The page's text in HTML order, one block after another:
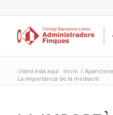
Usted está aquí: Inicio /
La importància de la mediació